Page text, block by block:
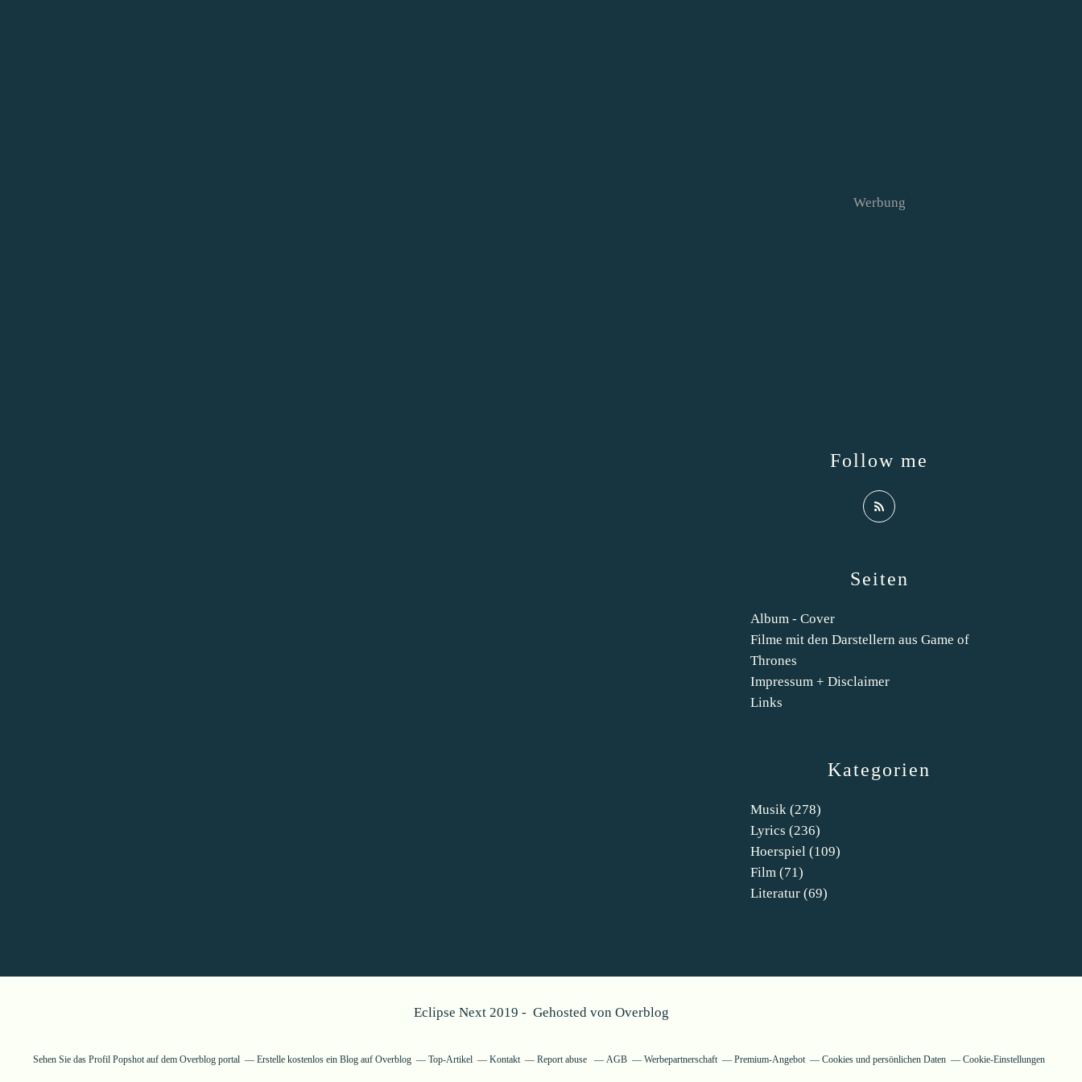
Kategorien
Musik (278)
Lyrics (236)
Hoerspiel (109)
Film (71)
Literatur (69)
Seiten
Album - Cover
Filme mit den Darstellern aus Game of
Thrones
Impressum + Disclaimer
Links
Follow me
Werbung
Eclipse Next 2019 - Gehosted von Overblog
Sehen Sie das Profil Popshotauf dem Overblog portal Erstelle kostenlos ein Blog auf Overblog Top-Artikel Kontakt Report abuse AGB Werbepartnerschaft Premium-Angebot Cookies und persönlichen Daten Cookie-Einstellungen